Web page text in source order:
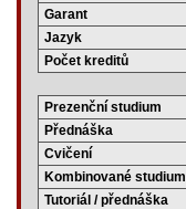
Garant
Jazyk
Počet kreditů
Prezenční studium
Přednáška
Cvičení
Kombinované studium
Tutoriál / přednáška